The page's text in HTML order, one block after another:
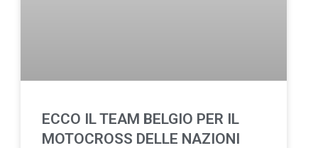
ECCO IL TEAM BELGIO PER IL
MOTOCROSS DELLE NAZIONI